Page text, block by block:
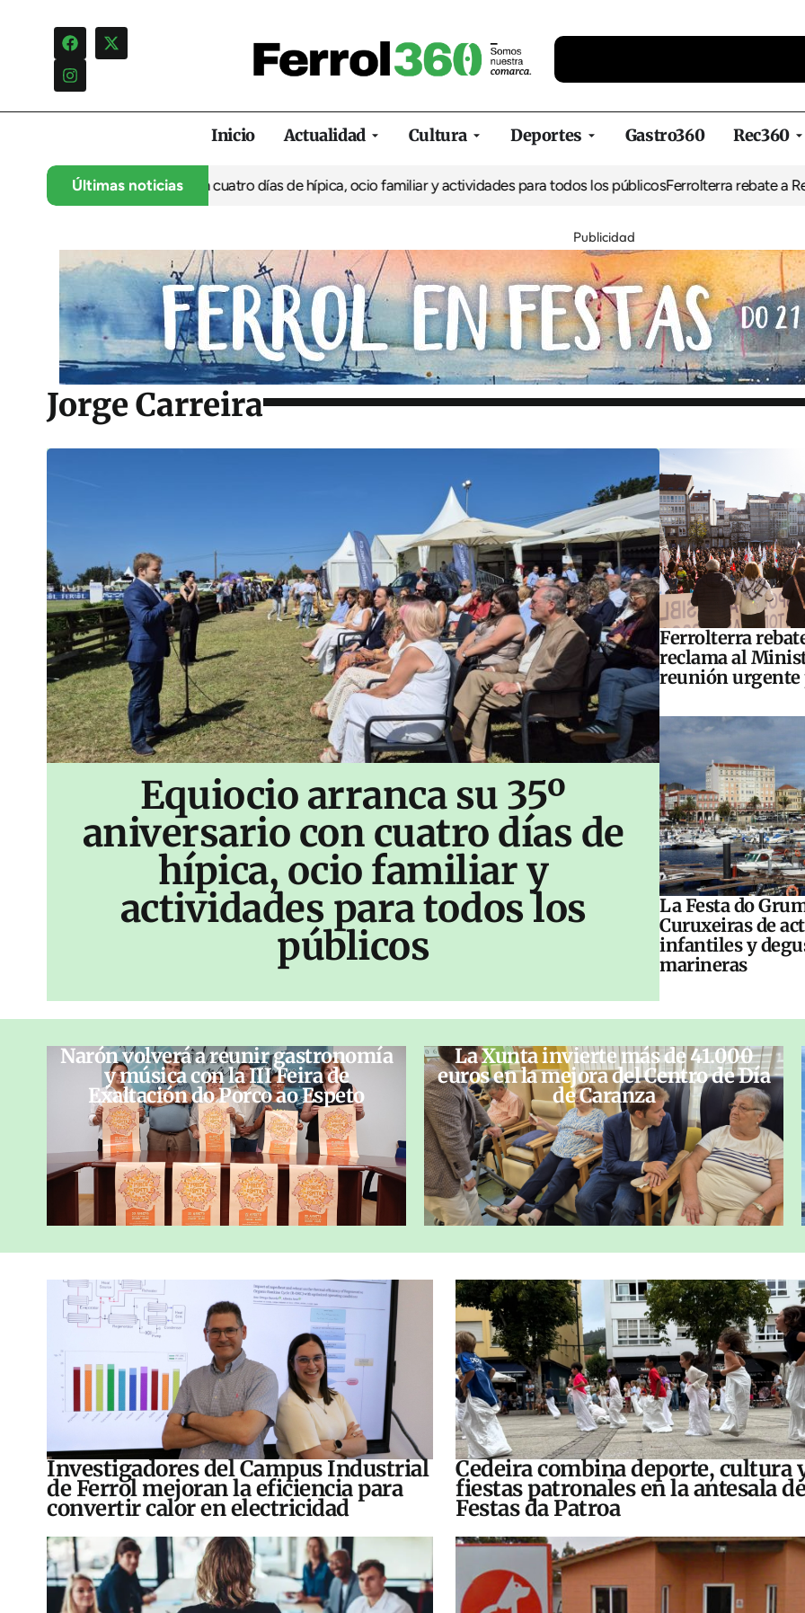
Inicio Actualidad Cultura Deportes Gastro360 Rec360
Últimas noticias
35º aniversario con cuatro días de hípica, ocio familiar y actividades para todos los públicosFerrolterra rebate a Renfe y
Publicidad
Jorge Carreira
Equiocio arranca su 35º
aniversario con cuatro días de
hípica, ocio familiar y
actividades para todos los
públicos
Ferrolterra
reclama al
reunión urgente
La Festa do
Curuxeiras de
infantiles y
marineras
Narón volverá a reunir gastronomía
y música con la III Feira de
Exaltación do Porco ao Espeto
La Xunta invierte más de 41.000
euros en la mejora del Centro de Día
de Caranza
Investigadores del Campus Industrial
de Ferrol mejoran la eficiencia para
convertir calor en electricidad
Cedeira combina deporte, cultura
fiestas patronales en la antesala
Festas da Patroa